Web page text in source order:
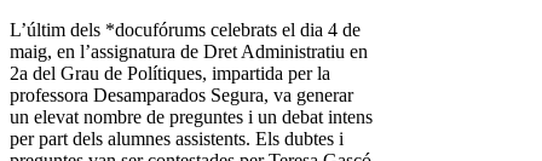
L’últim dels *docufórums celebrats el dia 4 de
maig, en l’assignatura de Dret Administratiu en
2a del Grau de Polítiques, impartida per la
professora Desamparados Segura, va generar
un elevat nombre de preguntes i un debat intens
per part dels alumnes assistents. Els dubtes i